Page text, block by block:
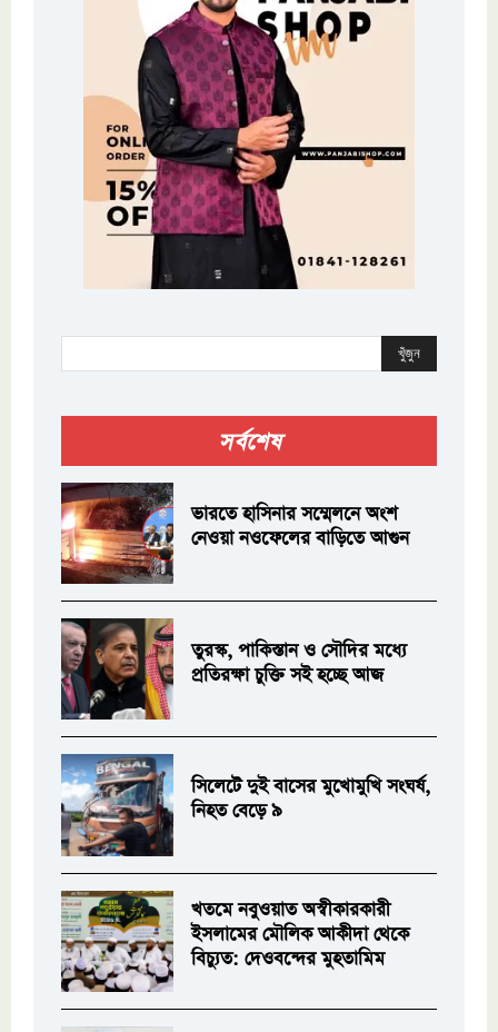
খুঁজুন
সর্বশেষ
ভারতে হাসিনার সম্মেলনে অংশ
নেওয়া নওফেলের বাড়িতে আগুন
তুরস্ক, পাকিস্তান ও সৌদির মধ্যে
প্রতিরক্ষা চুক্তি সই হচ্ছে আজ
সিলেটে দুই বাসের মুখোমুখি সংঘর্ষ,
নিহত বেড়ে ৯
খতমে নবুওয়াত অস্বীকারকারী
ইসলামের মৌলিক আকীদা থেকে
বিচ্যুত: দেওবন্দের মুহতামিম